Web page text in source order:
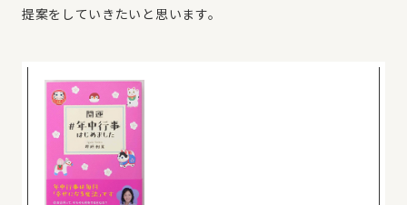
提案をしていきたいと思います。